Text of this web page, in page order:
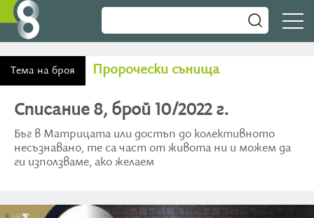
Тема на броя Пророчески сънища
Списание 8, брой 10/2022 г.
Бъг в Матрицата или достъп до колективното
несъзнавано, те са част от живота ни и можем да
ги използваме, ако желаем